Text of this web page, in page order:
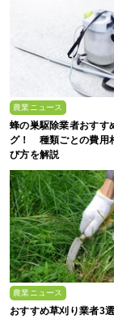
農業ニュース
蜂の巣駆除業者おすす
グ！ 種類ごとの費用
び方を解説
農業ニュース
おすすめ草刈り業者3